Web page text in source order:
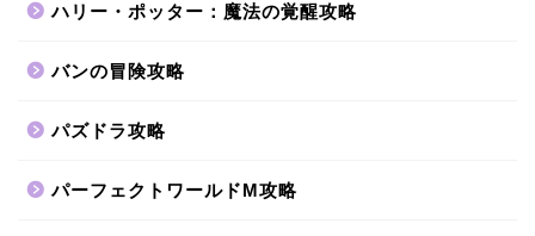
ハリー・ポッター：魔法の覚醒攻略
バンの冒険攻略
パズドラ攻略
パーフェクトワールドM攻略